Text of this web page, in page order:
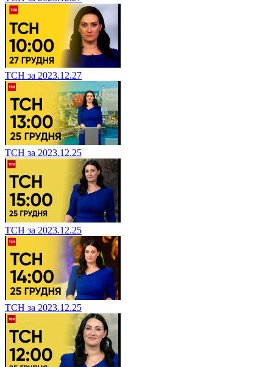
ТСН за 2023.12.27
ТСН за 2023.12.25
ТСН за 2023.12.25
ТСН за 2023.12.25